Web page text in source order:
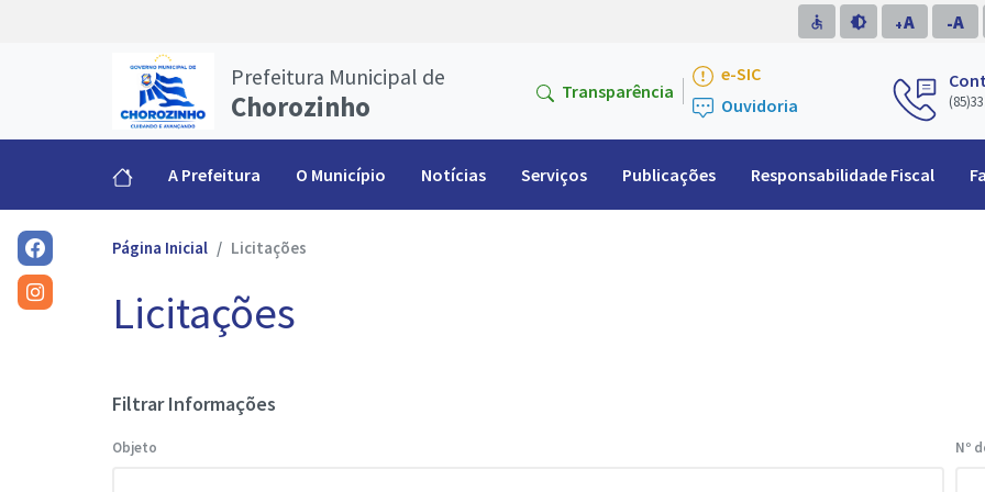
accessible brightness_medium A
+ A
-
Prefeitura Municipal de
Chorozinho Transparência
e-SIC
Ouvidoria
A Prefeitura O Município Notícias Serviços Publicações Responsabilidade Fiscal
Página Inicial Licitações
Licitações
Filtrar Informações
Objeto Nº